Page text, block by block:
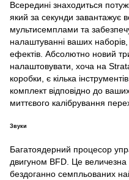
Всередині знаходиться
який за секунди завантажує
мультисемплами та
налаштуванні ваших
ефектів. Абсолютно новий
налаштовувати, хоча на
коробки, є кілька
комплект відповідно до
миттєвого калібрування
Звуки
Багатоядерний процесор
двигуном BFD. Це величезна
бездоганно семпльованих